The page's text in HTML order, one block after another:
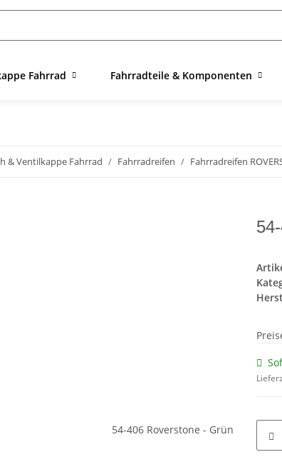
Fahrrad Fahrradteile & Komponenten
& Ventilkappe Fahrrad Fahrradreifen Fahrradreifen